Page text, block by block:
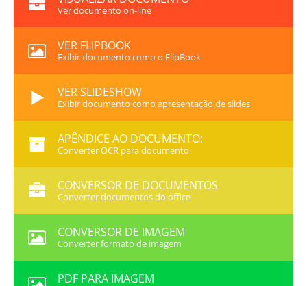
Ver documento on-line
VER FLIPBOOK
Exibir documento como o FlipBook
VER SLIDESHOW
Exibir documento como apresentação de slides
APÊNDICE AO DOCUMENTO:
Converter OCR para documento
CONVERSOR DE DOCUMENTOS
Converter documentos do office
CONVERSOR DE IMAGEM
Converter formato de imagem
PDF PARA IMAGEM